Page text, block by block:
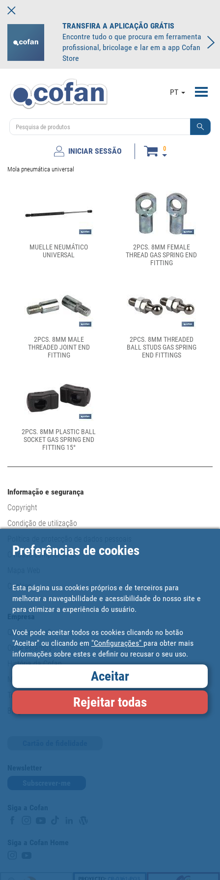
TRANSFIRA A APLICAÇÃO GRÁTIS
Encontre tudo o que procura em ferramenta
profissional, bricolage e lar em a app Cofan
Store
PT
INICIAR SESSÃO 0
Mola pneumática universal
MUELLE NEUMÁTICO
UNIVERSAL
2PCS. 8MM FEMALE
THREAD GAS SPRING END
FITTING
2PCS. 8MM MALE
THREADED JOINT END
FITTING
2PCS. 8MM THREADED
BALL STUDS GAS SPRING
END FITTINGS
2PCS. 8MM PLASTIC BALL
SOCKET GAS SPRING END
FITTING 15°
Informação e segurança
Copyright
Condição de utilização
O nosso compromisso
Cookies
Empresa
Quem somos?
Onde estamos?
História da Cofan
Trabalhe conosco
Blog
Preferências de cookies
Esta página usa cookies próprios e de terceiros para
melhorar a navegabilidade e acessibilidade do nosso site e
para otimizar a experiência do usuário.
Você pode aceitar todos os cookies clicando no botão
"Aceitar" ou clicando em "Configurações" para obter mais
informações sobre estes e definir ou recusar o seu uso.
Aceitar
Rejeitar todas